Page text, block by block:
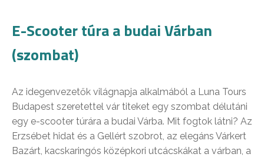
E-Scooter túra a budai Várban
(szombat)
Az idegenvezetők világnapja alkalmából a Luna Tours
Budapest szeretettel vár titeket egy szombat délutáni
egy e-scooter túrára a budai Várba. Mit fogtok látni? Az
Erzsébet hidat és a Gellért szobrot, az elegáns Várkert
Bazárt, kacskaringós középkori utcácskákat a várban, a